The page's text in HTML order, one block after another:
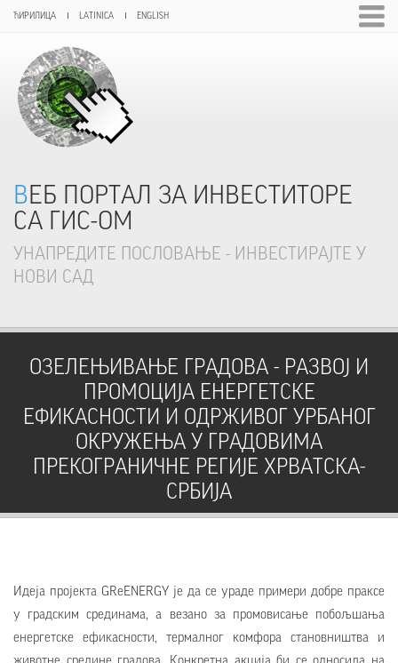
ЋИРИЛИЦА LATINICA ENGLISH
ВЕБ ПОРТАЛ ЗА ИНВЕСТИТОРЕ
СА ГИС-ОМ
УНАПРЕДИТЕ ПОСЛОВАЊЕ - ИНВЕСТИРАЈТЕ У
НОВИ САД
ОЗЕЛЕЊИВАЊЕ ГРАДОВА - РАЗВОЈ И
ПРОМОЦИЈА ЕНЕРГЕТСКЕ
ЕФИКАСНОСТИ И ОДРЖИВОГ УРБАНОГ
ОКРУЖЕЊА У ГРАДОВИМА
ПРЕКОГРАНИЧНЕ РЕГИЈЕ ХРВАТСКА-
СРБИЈА
Идеја пројекта GReENERGY је да се ураде примери добре праксе
у градским срединама, а везано за промовисање побољшања
енергетске ефикасности, термалног комфора становништва и